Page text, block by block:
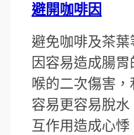
避開咖啡因
避免咖啡及茶
因容易造成腸
喉的二次傷害
容易更容易脫
互作用造成心